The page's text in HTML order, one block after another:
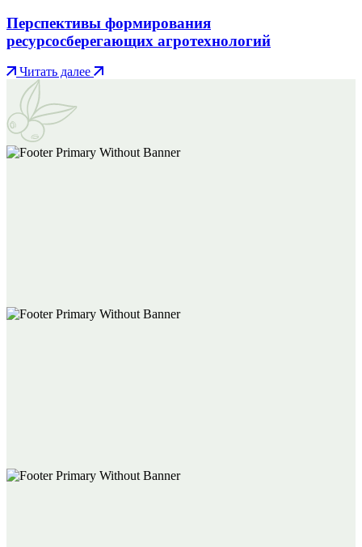
Перспективы формирования
ресурсосберегающих агротехнологий
Читать далее